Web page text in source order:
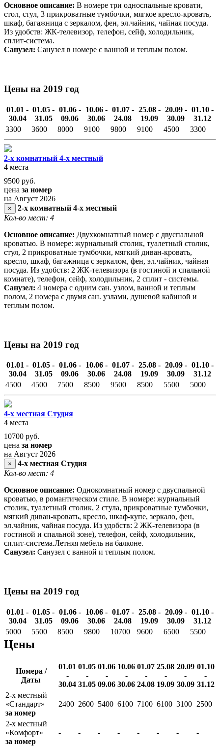
Основное описание: В номере три односпальные кровати,
стол, стул, 3 прикроватные тумбочки, мягкое кресло-кровать,
шкаф, багажница с зеркалом, фен, эл.чайник, чайная посуда.
Из удобств: ЖК-телевизор, телефон, сейф, холодильник,
сплит-система.
Санузел: Санузел в номере с ванной и теплым полом.
Цены на 2019 год
01.01 -
30.04
01.05 -
31.05
01.06 -
09.06
10.06 -
30.06
01.07 -
24.08
25.08 -
19.09
20.09 -
30.09
01.10 -
31.12
3300
3600 8000 9100 9800 9100 4500 3300
2-х комнатный 4-х местный
4 места
9500 руб.
цена за номер
на Август 2026
×
2-х комнатный 4-х местный
Кол-во мест: 4
Основное описание: Двухкомнатный номер с двуспальной
кроватью. В номере: журнальный столик, туалетный столик,
стул, 2 прикроватные тумбочки, мягкий диван-кровать,
кресло, шкаф, багажница с зеркалом, фен, эл.чайник, чайная
посуда. Из удобств: 2 ЖК-телевизора (в гостиной и спальной
комнате), телефон, сейф, холодильник, 2 сплит - системы.
Санузел: 4 номера с одним сан. узлом, ванной и теплым
полом, 2 номера с двумя сан. узлами, душевой кабиной и
теплым полом.
Цены на 2019 год
01.01 -
30.04
01.05 -
31.05
01.06 -
09.06
10.06 -
30.06
01.07 -
24.08
25.08 -
19.09
20.09 -
30.09
01.10 -
31.12
4500
4500 7500 8500 9500 8500 5500 5000
4-х местная Студия
4 места
10700 руб.
цена за номер
на Август 2026
×
4-х местная Студия
Кол-во мест: 4
Основное описание: Однокомнатный номер с двуспальной
кроватью, в романтическом стиле. В номере: журнальный
столик, туалетный столик, 2 стула, прикроватные тумбочки,
мягкий диван-кровать, кресло, шкаф-купе, зеркало, фен,
эл.чайник, чайная посуда. Из удобств: 2 ЖК-телевизора (в
гостиной и спальной зоне), телефон, сейф, холодильник,
сплит-система.Летняя мебель на балконе.
Санузел: Санузел с ванной и теплым полом.
Цены на 2019 год
01.01 -
30.04
01.05 -
31.05
01.06 -
09.06
10.06 -
30.06
01.07 -
24.08
25.08 -
19.09
20.09 -
30.09
01.10 -
31.12
5000
5500 8500 9800 10700 9600 6500 5500
Цены
Номера /
Даты
01.01
-
30.04
01.05
-
31.05
01.06
-
09.06
10.06
-
30.06
01.07
-
24.08
25.08
-
19.09
20.09
-
30.09
01.10
-
31.12
2-х местный
«Стандарт»
за номер
2400 2600 5400 6100 7100 6100 3100 2500
2-х местный
«Комфорт»
за номер
- - - - - - - -